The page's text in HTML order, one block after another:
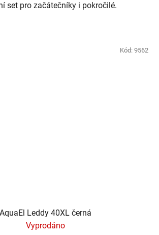
set pro začátečníky i pokročilé.
AquaEl Leddy 40XL černá
Vyprodáno
Kód: 9562